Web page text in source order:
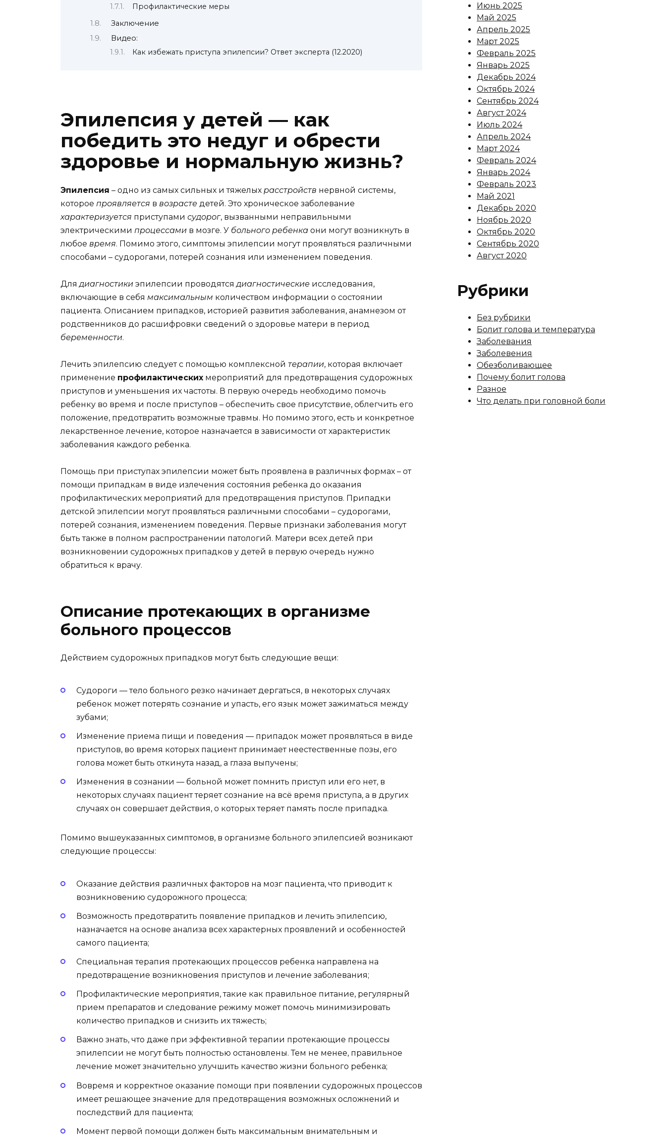
Профилактические меры
Заключение
Видео:
Как избежать приступа эпилепсии? Ответ эксперта (12.2020)
Эпилепсия у детей — как
победить это недуг и обрести
здоровье и нормальную жизнь?
Эпилепсия – одно из самых сильных и тяжелых расстройств нервной системы,
которое проявляется в возрасте детей. Это хроническое заболевание
характеризуется приступами судорог, вызванными неправильными
электрическими процессами в мозге. У больного ребенка они могут возникнуть в
любое время. Помимо этого, симптомы эпилепсии могут проявляться различными
способами – судорогами, потерей сознания или изменением поведения.
Длядиагностики эпилепсии проводятсядиагностические исследования,
включающие в себя максимальным количеством информации о состоянии
пациента. Описанием припадков, историей развития заболевания, анамнезом от
родственников до расшифровки сведений о здоровье матери в период
беременности.
Лечить эпилепсию следует с помощью комплексной терапии, которая включает
применение профилактических мероприятий для предотвращения судорожных
приступов и уменьшения их частоты. В первую очередь необходимо помочь
ребенку во время и после приступов – обеспечить свое присутствие, облегчить его
положение, предотвратить возможные травмы. Но помимо этого, есть и конкретное
лекарственное лечение, которое назначается в зависимости от характеристик
заболевания каждого ребенка.
Помощь при приступах эпилепсии может быть проявлена в различных формах – от
помощи припадкам в виде излечения состояния ребенка до оказания
профилактических мероприятий для предотвращения приступов. Припадки
детской эпилепсии могут проявляться различными способами – судорогами,
потерей сознания, изменением поведения. Первые признаки заболевания могут
быть также в полном распространении патологий. Матери всех детей при
возникновении судорожных припадков у детей в первую очередь нужно
обратиться к врачу.
Описание протекающих в организме
больного процессов
Действием судорожных припадков могут быть следующие вещи:
Судороги — тело больного резко начинает дергаться, в некоторых случаях
ребенок может потерять сознание и упасть, его язык может зажиматься между
зубами;
Изменение приема пищи и поведения — припадок может проявляться в виде
приступов, во время которых пациент принимает неестественные позы, его
голова может быть откинута назад, а глаза выпучены;
Изменения в сознании — больной может помнить приступ или его нет, в
некоторых случаях пациент теряет сознание на всё время приступа, а в других
случаях он совершает действия, о которых теряет память после припадка.
Помимо вышеуказанных симптомов, в организме больного эпилепсией возникают
следующие процессы:
Оказание действия различных факторов на мозг пациента, что приводит к
возникновению судорожного процесса;
Возможность предотвратить появление припадков и лечить эпилепсию,
назначается на основе анализа всех характерных проявлений и особенностей
самого пациента;
Специальная терапия протекающих процессов ребенка направлена на
предотвращение возникновения приступов и лечение заболевания;
Профилактические мероприятия, такие как правильное питание, регулярный
прием препаратов и следование режиму может помочь минимизировать
количество припадков и снизить их тяжесть;
Важно знать, что даже при эффективной терапии протекающие процессы
эпилепсии не могут быть полностью остановлены. Тем не менее, правильное
лечение может значительно улучшить качество жизни больного ребенка;
Вовремя и корректное оказание помощи при появлении судорожных процессов
имеет решающее значение для предотвращения возможных осложнений и
последствий для пациента;
Момент первой помощи должен быть максимальным внимательным и
Июнь 2025
Май 2025
Апрель 2025
Март 2025
Февраль 2025
Январь 2025
Декабрь 2024
Октябрь 2024
Сентябрь 2024
Август 2024
Июль 2024
Апрель 2024
Март 2024
Февраль 2024
Январь 2024
Февраль 2023
Май 2021
Декабрь 2020
Ноябрь 2020
Октябрь 2020
Сентябрь 2020
Август 2020
Рубрики
Без рубрики
Болит голова и температура
Заболевания
Заболевения
Обезболивающее
Почему болит голова
Разное
Что делать при головной боли